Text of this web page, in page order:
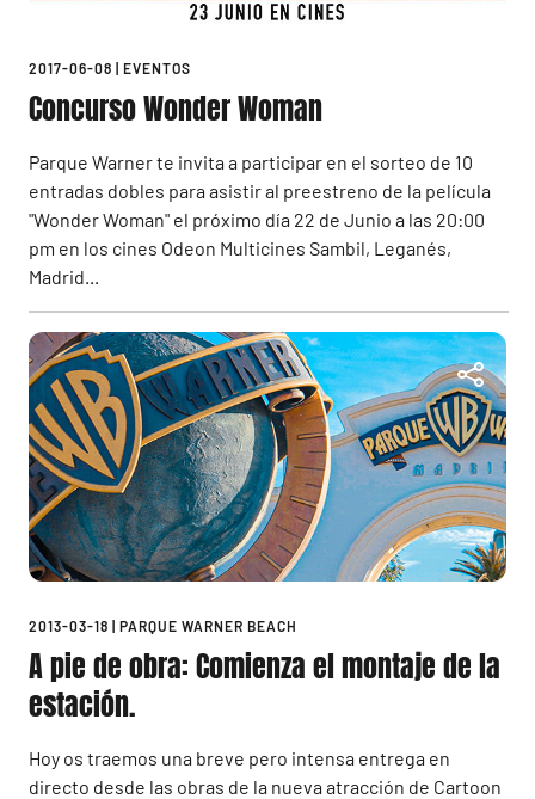
2017-06-08 | EVENTOS
Concurso Wonder Woman
Parque Warner te invita a participar en el sorteo de 10
entradas dobles para asistir al preestreno de la película
"Wonder Woman" el próximo día 22 de Junio a las 20:00
pm en los cines Odeon Multicines Sambil, Leganés,
Madrid...
2013-03-18 | PARQUE WARNER BEACH
A pie de obra: Comienza el montaje de la
estación.
Hoy os traemos una breve pero intensa entrega en
directo desde las obras de la nueva atracción de Cartoon